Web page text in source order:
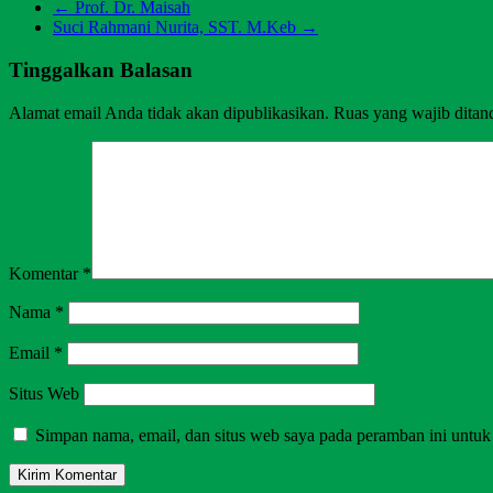
← Prof. Dr. Maisah
Suci Rahmani Nurita, SST. M.Keb →
Tinggalkan Balasan
Alamat email Anda tidak akan dipublikasikan. Ruas yang wajib
Komentar *
Nama *
Email *
Situs Web
Simpan nama, email, dan situs web saya pada peramban ini